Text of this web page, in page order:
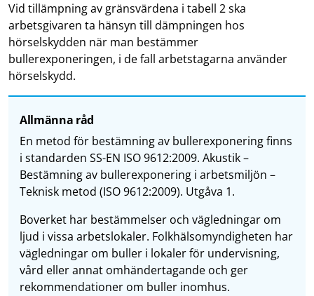
Vid tillämpning av gränsvärdena i tabell 2 ska
arbetsgivaren ta hänsyn till dämpningen hos
hörselskydden när man bestämmer
bullerexponeringen, i de fall arbetstagarna använder
hörselskydd.
Allmänna råd
En metod för bestämning av bullerexponering finns
i standarden SS-EN ISO 9612:2009. Akustik –
Bestämning av bullerexponering i arbetsmiljön –
Teknisk metod (ISO 9612:2009). Utgåva 1.
Boverket har bestämmelser och vägledningar om
ljud i vissa arbetslokaler. Folkhälsomyndigheten har
vägledningar om buller i lokaler för undervisning,
vård eller annat omhändertagande och ger
rekommendationer om buller inomhus.